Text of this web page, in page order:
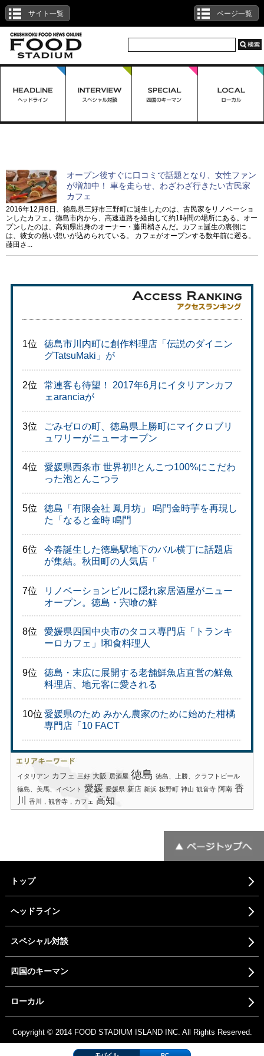
サイト一覧 ページ一覧
オープン後すぐに口コミで話題となり、女性ファン
が増加中！ 車を走らせ、わざわざ行きたい古民家
カフェ
2016年12月8日、徳島県三好市三野町に誕生したのは、古民家をリノベーショ
ンしたカフェ。徳島市内から、高速道路を経由して約1時間の場所にある。オー
プンしたのは、高知県出身のオーナー・藤田梢さんだ。カフェ誕生の裏側に
は、彼女の熱い想いが込められている。 カフェがオープンする数年前に遡る。
藤田さ...
1位
徳島市川内町に創作料理店「伝説のダイニン
グTatsuMaki」が
2位
常連客も待望！ 2017年6月にイタリアンカフ
ェaranciaが
3位
ごみゼロの町、徳島県上勝町にマイクロブリ
ュワリーがニューオープン
4位
愛媛県西条市 世界初!!とんこつ100%にこだわ
った泡とんこつラ
5位
徳島「有限会社 鳳月坊」 鳴門金時芋を再現し
た「なると金時 鳴門
6位
今春誕生した徳島駅地下のバル横丁に話題店
が集結。秋田町の人気店「
7位
リノベーションビルに隠れ家居酒屋がニュー
オープン。徳島・宍喰の鮮
8位
愛媛県四国中央市のタコス専門店「トランキ
ーロカフェ」!和食料理人
9位
徳島・末広に展開する老舗鮮魚店直営の鮮魚
料理店、地元客に愛される
10位 愛媛県のため みかん農家のために始めた柑橘
専門店「10 FACT
イタリアン カフェ 三好 大阪 居酒屋 徳島 徳島、上勝、クラフトビール
徳島、美馬、イベント 愛媛 愛媛県 新店 新浜 板野町 神山 観音寺 阿南 香
川
香川，観音寺，カフェ 高知
トップ
ヘッドライン
スペシャル対談
四国のキーマン
ローカル
Copyright © 2014 FOOD STADIUM ISLAND INC. All Rights Reserved.